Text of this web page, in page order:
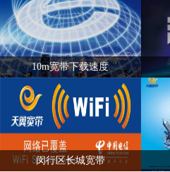
10m宽带下载速度
闵行区长城宽带